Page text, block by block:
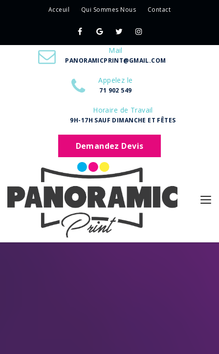
Acceuil Qui Sommes Nous Contact
Mail
PANORAMICPRINT@GMAIL.COM
Appelez le
71 902 549
Horaire de Travail
9H-17H SAUF DIMANCHE ET FÊTES
Demandez Devis